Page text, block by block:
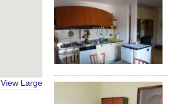
View Large